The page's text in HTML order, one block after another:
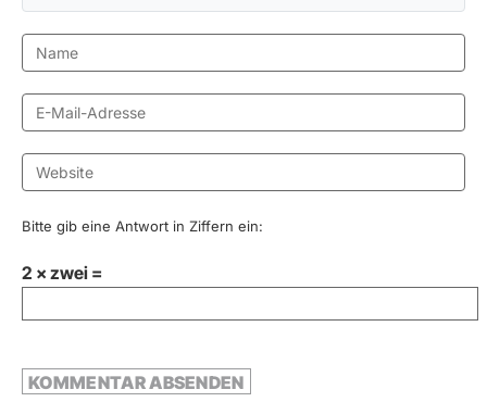
Bitte gib eine Antwort in Ziffern ein:
2 × zwei =